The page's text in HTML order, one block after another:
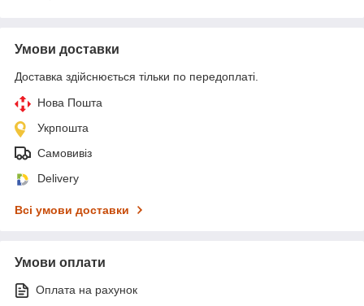
Умови доставки
Доставка здійснюється тільки по передоплаті.
Нова Пошта
Укрпошта
Самовивіз
Delivery
Всі умови доставки
Умови оплати
Оплата на рахунок